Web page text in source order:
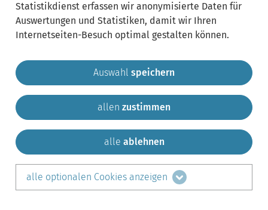
Gemeinde Krailling Impressum
Sitemap
Kontakt
teilen auf:
LinkedIn
Statistikdienst erfassen wir anonymisierte Daten für
Auswertungen und Statistiken, damit wir Ihren
Internetseiten-Besuch optimal gestalten können.
Auswahl speichern
allen zustimmen
alle ablehnen
alle optionalen Cookies anzeigen